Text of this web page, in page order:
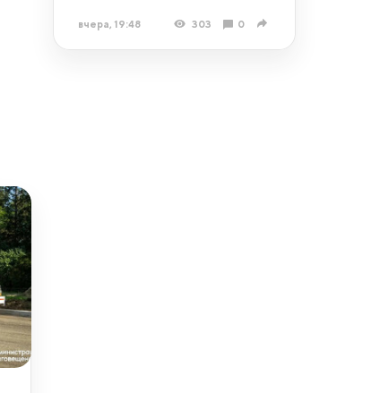
вчера, 19:48 303 0